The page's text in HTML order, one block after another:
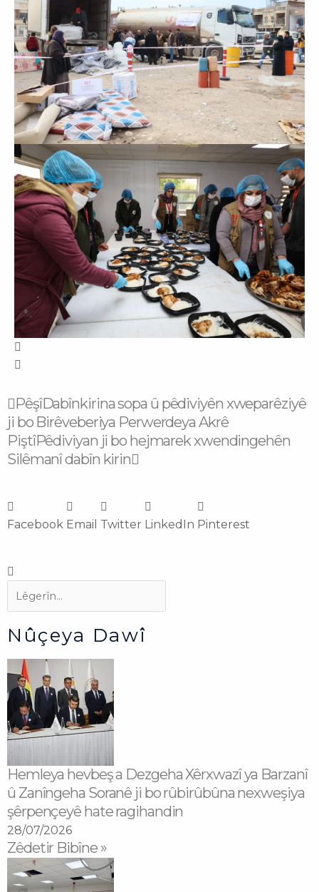
Prev
PêşîDabînkirina sopa û pêdiviyên xweparêziyê
ji bo Birêveberiya Perwerdeya Akrê
PiştîPêdiviyan ji bo hejmarek xwendingehên
Silêmanî dabîn kirin
Next
Facebook Email Twitter LinkedIn Pinterest
Search
Nûçeya Dawî
Hemleya hevbeş a Dezgeha Xêrxwazî ya Barzanî
û Zanîngeha Soranê ji bo rûbirûbûna nexweşiya
şêrpençeyê hate ragihandin
28/07/2026
Zêdetir Bibîne »